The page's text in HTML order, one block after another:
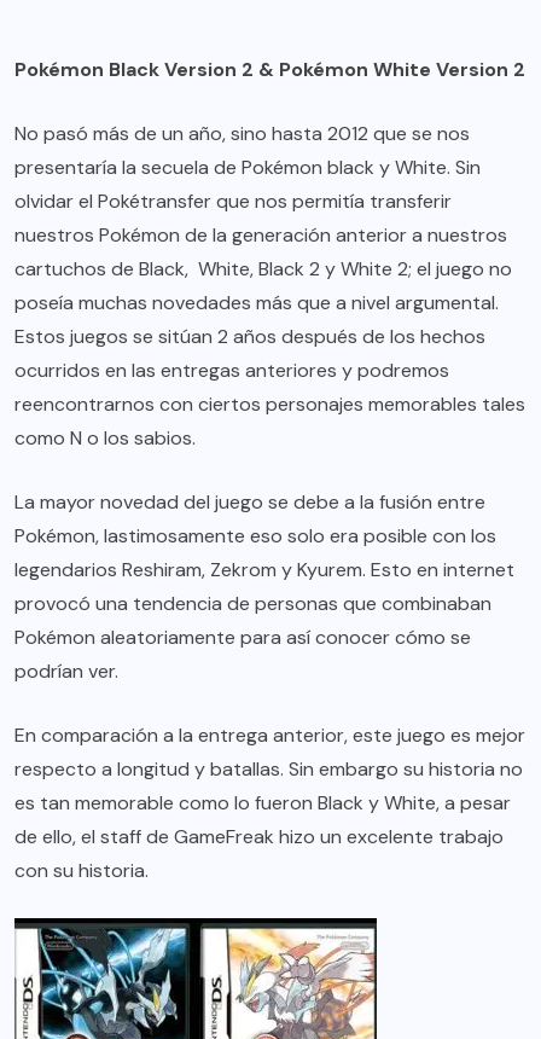
Pokémon Black Version 2 & Pokémon White Version 2
No pasó más de un año, sino hasta 2012 que se nos
presentaría la secuela de Pokémon black y White. Sin
olvidar el Pokétransfer que nos permitía transferir
nuestros Pokémon de la generación anterior a nuestros
cartuchos de Black, White, Black 2 y White 2; el juego no
poseía muchas novedades más que a nivel argumental.
Estos juegos se sitúan 2 años después de los hechos
ocurridos en las entregas anteriores y podremos
reencontrarnos con ciertos personajes memorables tales
como N o los sabios.
La mayor novedad del juego se debe a la fusión entre
Pokémon, lastimosamente eso solo era posible con los
legendarios Reshiram, Zekrom y Kyurem. Esto en internet
provocó una tendencia de personas que combinaban
Pokémon aleatoriamente para así conocer cómo se
podrían ver.
En comparación a la entrega anterior, este juego es mejor
respecto a longitud y batallas. Sin embargo su historia no
es tan memorable como lo fueron Black y White, a pesar
de ello, el staff de GameFreak hizo un excelente trabajo
con su historia.